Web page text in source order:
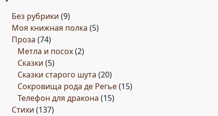
Без рубрики (9)
Моя книжная полка (5)
Проза (74)
Метла и посох(2)
Сказки (5)
Сказки старого шута (20)
Сокровища рода де Регье(15)
Телефон для дракона (15)
Стихи (137)